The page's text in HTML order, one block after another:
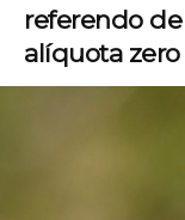
referendo
alíquota